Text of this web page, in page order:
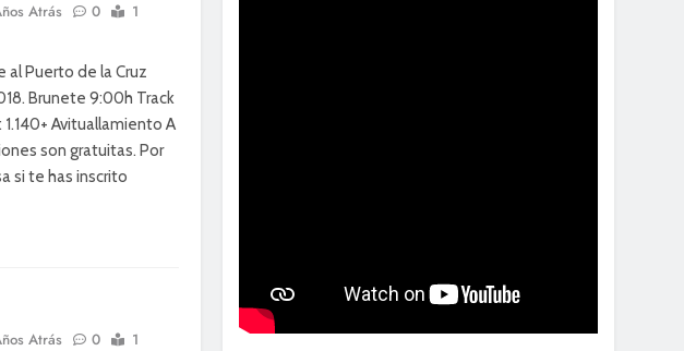
Atrás 0
1
al Puerto de la Cruz
Brunete 9:00h Track
Avituallamiento A
son gratuitas. Por
si te has inscrito
Atrás 0
1